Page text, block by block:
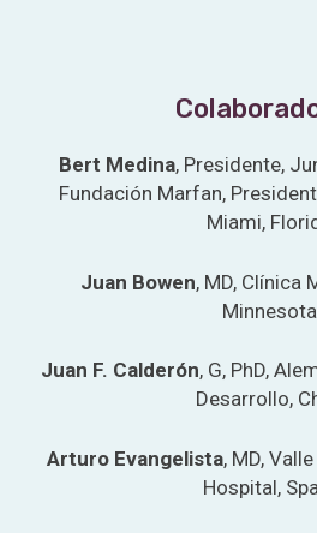
Bert Medina, Presidente,
Fundación Marfan,
Miami,
Juan Bowen, MD, Clínica
Minnesota
Juan F. Calderón, G, PhD,
Desarrollo,
Arturo Evangelista, MD,
Hospital,